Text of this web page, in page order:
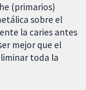
(primarios)
sobre el
la caries antes
mejor que el
toda la